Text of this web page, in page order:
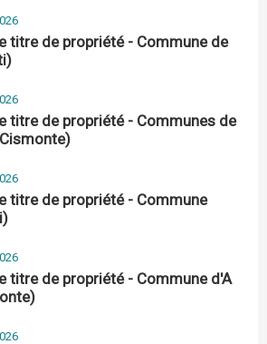
titre de propriété - Commune de
titre de propriété - Communes de
titre de propriété - Commune
titre de propriété - Commune d'A